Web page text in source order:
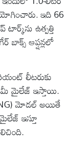
ఇది 66
ఉత్పత్తి
బాక్స్ ఆప్షన్లలో
లీటరుకు
మైలేజ్ ఇస్తాయి.
మోడల్ అయితే
ఇస్తూ